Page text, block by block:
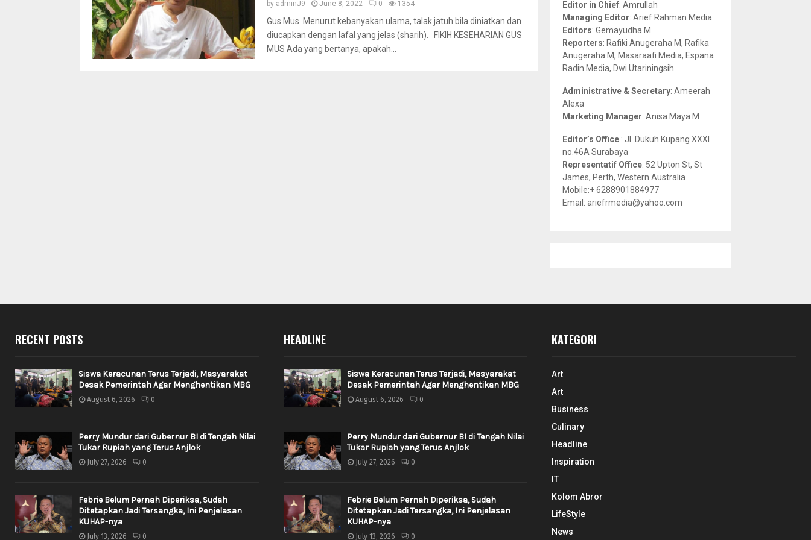
by adminJ9 June 8, 2022 0 1354
Gus Mus Menurut kebanyakan ulama, talak jatuh bila diniatkan dan
diucapkan dengan lafal yang jelas (sharih). FIKIH KESEHARIAN GUS
MUS Ada yang bertanya, apakah...
r
:
R
H
Editor in Chief: Amrullah
Managing Editor: Arief Rahman Media
Editors: Gemayudha M
Reporters: Rafiki Anugeraha M, Rafika
Anugeraha M, Masaraafi Media, Espana
Radin Media, Dwi Utariningsih
Administrative & Secretary: Ameerah
Alexa
Marketing Manager: Anisa Maya M
Editor’s Office : Jl. Dukuh Kupang XXXI
no.46A Surabaya
Representatif Office: 52 Upton St, St
James, Perth, Western Australia
Mobile:+ 6288901884977
Email: ariefrmedia@yahoo.com
RECENT POSTS
Siswa Keracunan Terus Terjadi, Masyarakat
Desak Pemerintah Agar Menghentikan MBG
August 6, 2026 0
Perry Mundur dari Gubernur BI di Tengah Nilai
Tukar Rupiah yang Terus Anjlok
July 27, 2026 0
Febrie Belum Pernah Diperiksa, Sudah
Ditetapkan Jadi Tersangka, Ini Penjelasan
KUHAP-nya
July 13, 2026 0
HEADLINE
Siswa Keracunan Terus Terjadi, Masyarakat
Desak Pemerintah Agar Menghentikan MBG
August 6, 2026 0
Perry Mundur dari Gubernur BI di Tengah Nilai
Tukar Rupiah yang Terus Anjlok
July 27, 2026 0
Febrie Belum Pernah Diperiksa, Sudah
Ditetapkan Jadi Tersangka, Ini Penjelasan
KUHAP-nya
July 13, 2026 0
KATEGORI
Art
Art
Business
Culinary
Headline
Inspiration
IT
Kolom Abror
LifeStyle
News